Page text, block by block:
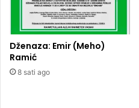
Dženaza: Emir (Meho)
Ramić
8 sati ago